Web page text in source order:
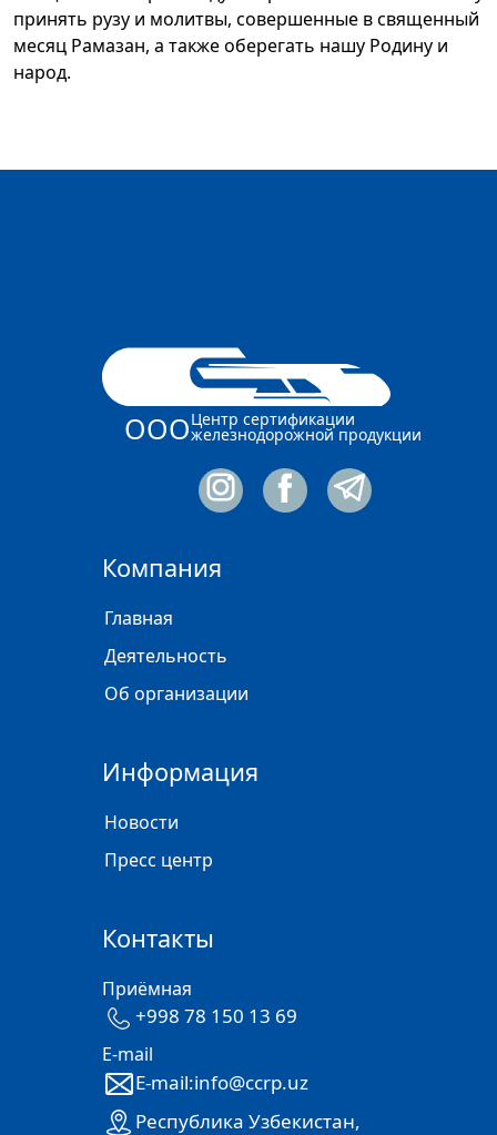
принять рузу и молитвы, совершенные в священный
месяц Рамазан, а также оберегать нашу Родину и
народ.
ОООЦентр сертификации
железнодорожной продукции
Компания
Главная
Деятельность
Об организации
Информация
Новости
Пресс центр
Контакты
Приёмная
+998 78 150 13 69
E-mail
E-mail:info@ccrp.uz
Республика Узбекистан,